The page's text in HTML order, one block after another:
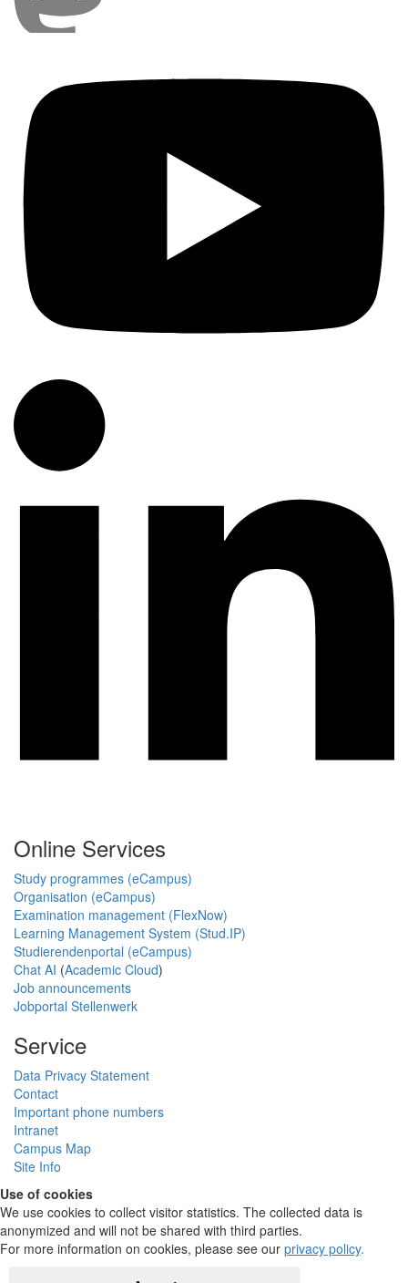
Online Services
Study programmes (eCampus)
Organisation (eCampus)
Examination management (FlexNow)
Learning Management System (Stud.IP)
Studierendenportal (eCampus)
Chat AI (Academic Cloud)
Job announcements
Jobportal Stellenwerk
Service
Data Privacy Statement
Contact
Important phone numbers
Intranet
Campus Map
Site Info
Use of cookies
We use cookies to collect visitor statistics. The collected data is
anonymized and will not be shared with third parties.
For more information on cookies, please see our privacy policy.